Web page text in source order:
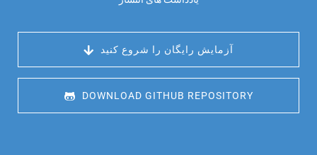
آزمایش رایگان را شروع کنید
DOWNLOAD GITHUB REPOSITORY